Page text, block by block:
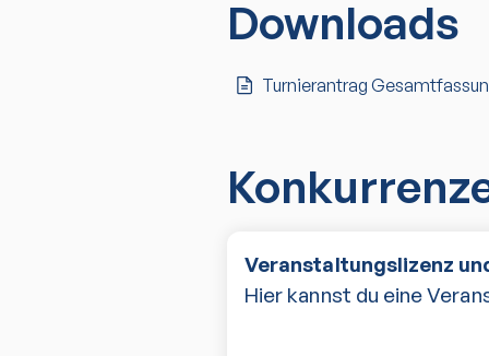
Downloads
Turnierantrag
Veranstaltungslizenz
Hier kannst du eine